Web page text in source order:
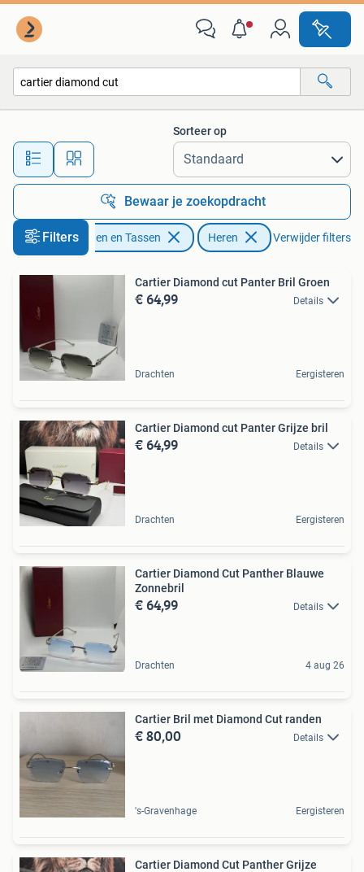
Alle afstanden…
Sorteer op
Bewaar je zoekopdracht
FiltersSieraden en Tassen Heren Verwijder filters
Cartier Diamond cut Panter Bril Groen
€ 64,99 Details
Drachten Eergisteren
Cartier Diamond cut Panter Grijze bril
€ 64,99 Details
Drachten Eergisteren
Cartier Diamond Cut Panther Blauwe
Zonnebril
€ 64,99 Details
Drachten 4 aug 26
Cartier Bril met Diamond Cut randen
€ 80,00 Details
's-Gravenhage Eergisteren
Cartier Diamond Cut Panther Grijze